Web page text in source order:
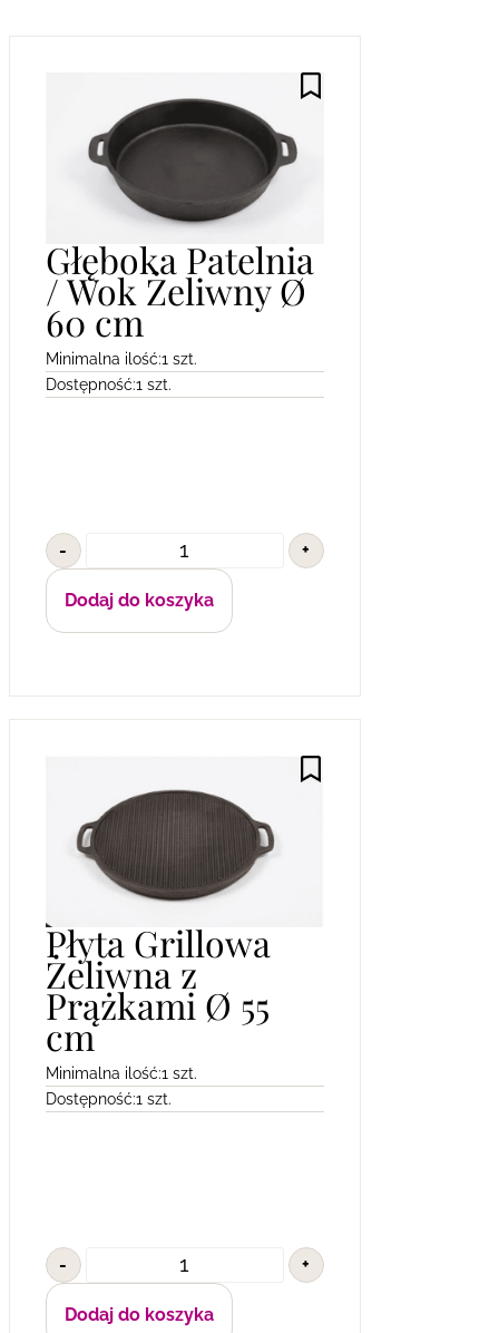
Głęboka Patelnia
/ Wok Żeliwny Ø
60 cm
Minimalna ilość:1 szt.
Dostępność:1 szt.
- +
Dodaj do koszyka
Płyta Grillowa
Żeliwna z
Prążkami Ø 55
cm
Minimalna ilość:1 szt.
Dostępność:1 szt.
- +
Dodaj do koszyka